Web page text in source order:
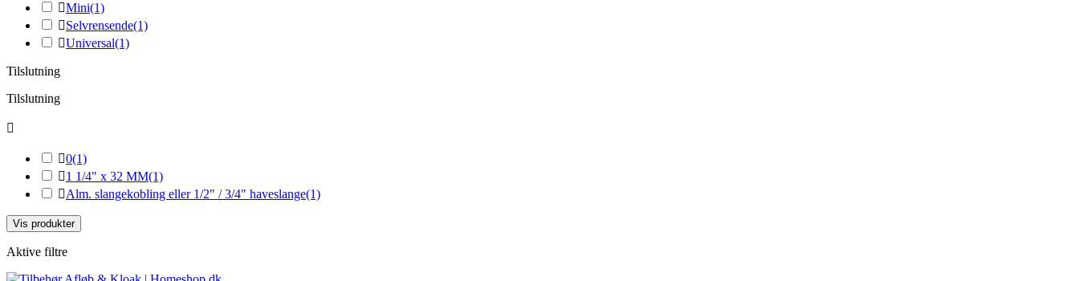
Mini(1)
Selvrensende(1)
Universal(1)
Tilslutning
Tilslutning

0(1)
1 1/4" x 32 MM(1)
Alm. slangekobling eller 1/2" / 3/4" haveslange(1)
Vis produkter
Aktive filtre